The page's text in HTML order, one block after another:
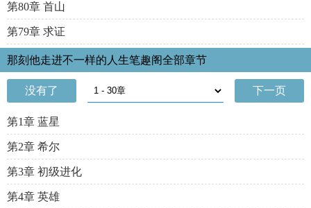
第80章 首山
第79章 求证
那刻他走进不一样的人生笔趣阁全部章节
没有了 下一页
第1章 蓝星
第2章 希尔
第3章 初级进化
第4章 英雄